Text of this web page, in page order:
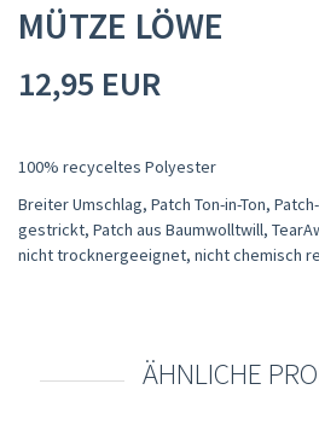
MÜTZE LÖWE
12,95 EUR
100% recyceltes Polyester
Breiter Umschlag, Patch Ton-in-Ton,
gestrickt, Patch aus Baumwolltwill,
nicht trocknergeeignet, nicht chemisch
ÄHNLICHE